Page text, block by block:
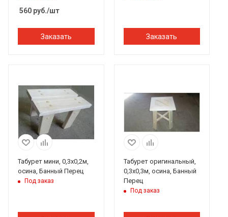
560 руб./шт
Заказать Заказать
Табурет мини, 0,3х0,2м,
осина, Банный Перец
Под заказ
Табурет оригинальный,
0,3х0,3м, осина, Банный
Перец
Под заказ